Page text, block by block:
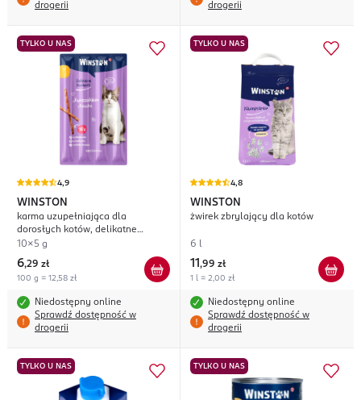
drogerii
drogerii
TYLKO U NAS
4,9
WINSTON
karma uzupełniająca dla
dorosłych kotów, delikatne
kiełbaski z kurczakiem i kaczką
10x5 g
6,29 zł
100 g = 12,58 zł
Niedostępny online
Sprawdź dostępność w
drogerii
TYLKO U NAS
4,8
WINSTON
żwirek zbrylający dla kotów
6 l
11 ,99 zł
1 l = 2,00 zł
Niedostępny online
Sprawdź dostępność w
drogerii
TYLKO U NAS TYLKO U NAS